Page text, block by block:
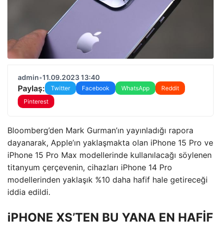
admin•11.09.2023 13:40
Paylaş: Twitter Facebook WhatsApp
Reddit
Pinterest
Bloomberg’den Mark Gurman’ın yayınladığı rapora
dayanarak, Apple’ın yaklaşmakta olan iPhone 15 Pro ve
iPhone 15 Pro Max modellerinde kullanılacağı söylenen
titanyum çerçevenin, cihazları iPhone 14 Pro
modellerinden yaklaşık %10 daha hafif hale getireceği
iddia edildi.
iPHONE XS’TEN BU YANA EN HAFİF